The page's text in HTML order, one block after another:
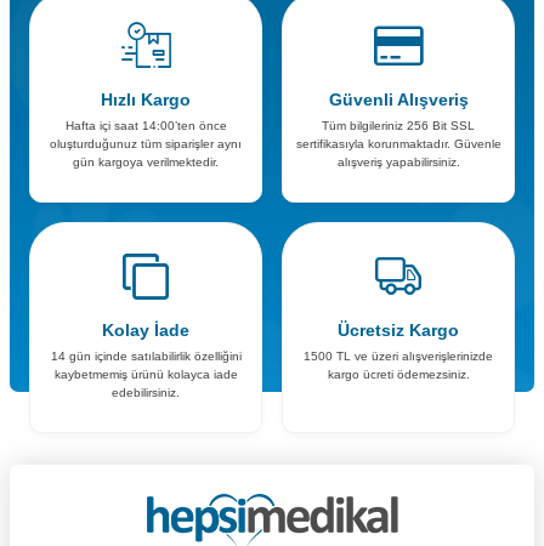
Hızlı Kargo
Hafta içi saat 14:00’ten önce
oluşturduğunuz tüm siparişler aynı
gün kargoya verilmektedir.
Güvenli Alışveriş
Tüm bilgileriniz 256 Bit SSL
sertifikasıyla korunmaktadır. Güvenle
alışveriş yapabilirsiniz.
Kolay İade
14 gün içinde satılabilirlik özelliğini
kaybetmemiş ürünü kolayca iade
edebilirsiniz.
Ücretsiz Kargo
1500 TL ve üzeri alışverişlerinizde
kargo ücreti ödemezsiniz.